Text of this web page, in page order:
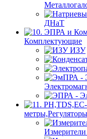
ДНаТ
Комплектующие
ИЗУ